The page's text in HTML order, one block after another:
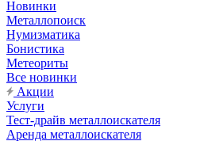
Новинки
Металлопоиск
Нумизматика
Бонистика
Метеориты
Все новинки
Акции
Услуги
Тест-драйв металлоискателя
Аренда металлоискателя